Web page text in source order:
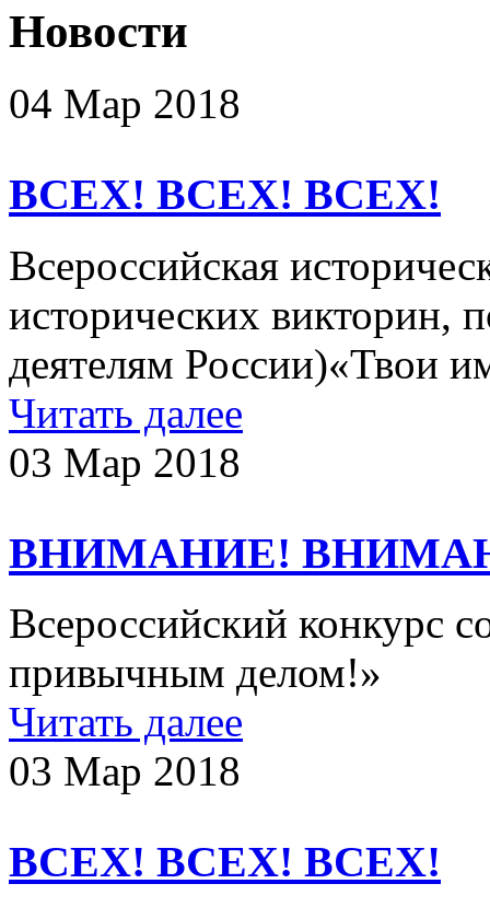
Новости
04 Мар 2018
ВСЕХ! ВСЕХ! ВСЕХ!
Всероссийская
исторических викторин,
деятелям России)«Твои
Читать далее
03 Мар 2018
ВНИМАНИЕ!
Всероссийский конкурс
привычным делом!»​
Читать далее
03 Мар 2018
ВСЕХ! ВСЕХ! ВСЕХ!